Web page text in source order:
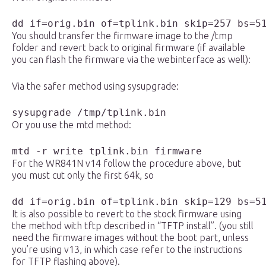
dd if=orig.bin of=tplink.bin skip=257
You should transfer the firmware image to the /tmp
folder and revert back to original firmware (if available
you can flash the firmware via the webinterface as well):
Via the safer method using sysupgrade:
sysupgrade /tmp/tplink.bin
Or you use the mtd method:
mtd -r write tplink.bin firmware
For the WR841N v14 follow the procedure above, but
you must cut only the first 64k, so
dd if=orig.bin of=tplink.bin skip=129
It is also possible to revert to the stock firmware using
the method with tftp described in “TFTP install”. (you still
need the firmware images without the boot part, unless
you’re using v13, in which case refer to the instructions
for TFTP flashing above).